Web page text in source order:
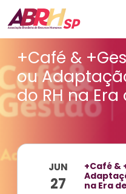
Navegação
+Café &
ou
do RH na Era
JUN
27
+Café &
na Era